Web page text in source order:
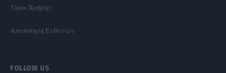
'Οροι Χρήσης
Αποποίηση Ευθυνών
FOLLOW US